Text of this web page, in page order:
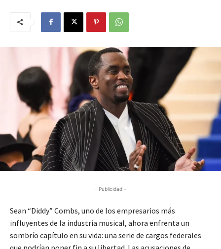
- Publicidad -
Sean “Diddy” Combs, uno de los empresarios más
influyentes de la industria musical, ahora enfrenta un
sombrío capítulo en su vida: una serie de cargos federales